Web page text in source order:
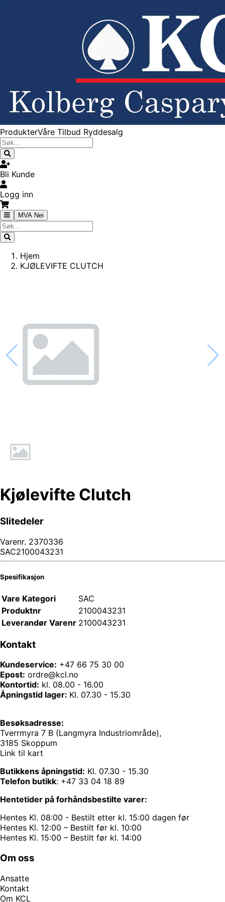
ProdukterVåre Tilbud Ryddesalg
Bli Kunde
Logg inn
MVA Nei
Hjem
KJØLEVIFTE CLUTCH
Kjølevifte Clutch
Slitedeler
Varenr. 2370336
SAC2100043231
Spesifikasjon
Vare Kategori
SAC
Produktnr
2100043231
Leverandør Varenr 2100043231
Kontakt
Kundeservice: +47 66 75 30 00
Epost: ordre@kcl.no
Kontortid: kl. 08.00 - 16.00
Åpningstid lager: Kl. 07.30 - 15.30
Besøksadresse:
Tverrmyra 7 B (Langmyra Industriområde),
3185 Skoppum
Link til kart
Butikkens åpningstid: Kl. 07.30 - 15.30
Telefon butikk: +47 33 04 18 89
Hentetider på forhåndsbestilte varer:
Hentes Kl. 08:00 - Bestilt etter kl. 15:00 dagen før
Hentes Kl. 12:00 – Bestilt før kl. 10:00
Hentes Kl. 15:00 – Bestilt før kl. 14:00
Om oss
Ansatte
Kontakt
Om KCL